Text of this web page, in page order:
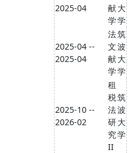
2025-04
献
学
大
学
2025-04 --
2025-04
法
文
献
学
筑
波
大
学
2025-10 --
2026-02
租
税
法
研
究
II
筑
波
大
学